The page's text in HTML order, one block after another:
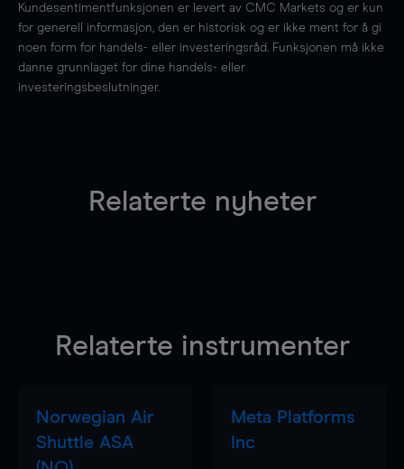
Kundesentimentfunksjonen er levert av CMC Markets og er kun
for generell informasjon, den er historisk og er ikke ment for å gi
noen form for handels- eller investeringsråd. Funksjonen må ikke
danne grunnlaget for dine handels- eller
investeringsbeslutninger.
Relaterte nyheter
Relaterte instrumenter
Norwegian Air
Shuttle ASA
Meta Platforms
Inc